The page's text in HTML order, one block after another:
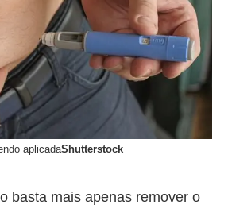
aplicadaShutterstock
basta mais apenas remover o